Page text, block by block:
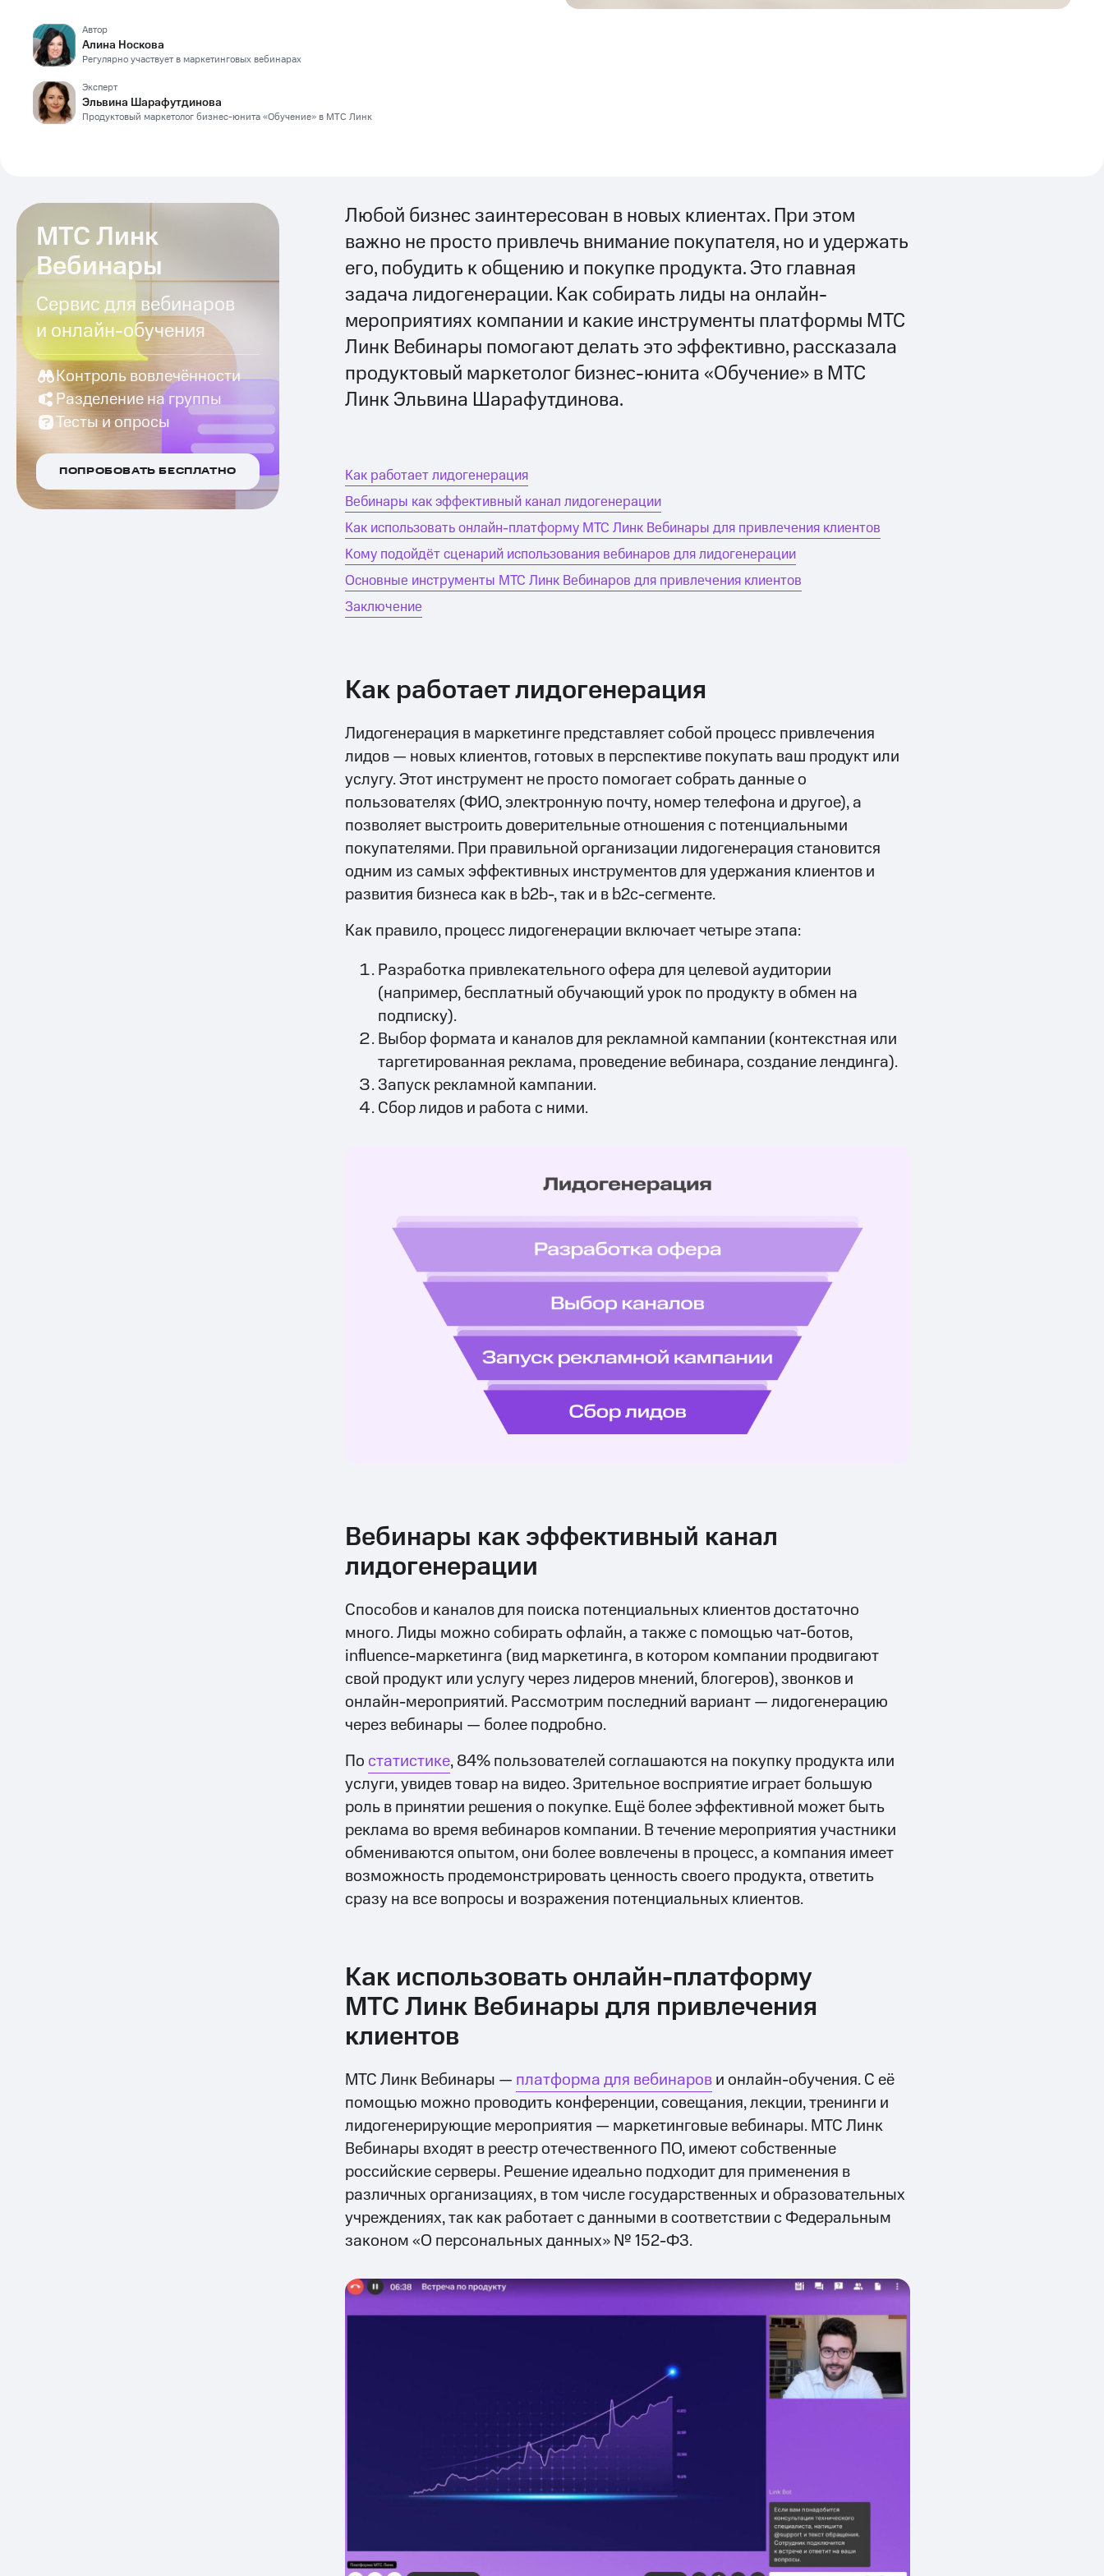
Автор
Алина Носкова
Регулярно участвует в маркетинговых вебинарах
Эксперт
Эльвина Шарафутдинова
Продуктовый маркетолог бизнес-юнита «Обучение» в МТС Линк
МТС Линк
Вебинары
Сервис для вебинаров
и онлайн-обучения
Контроль вовлечённости
Разделение на группы
Тесты и опросы
ПОПРОБОВАТЬ БЕСПЛАТНО
Любой бизнес заинтересован в новых клиентах. При этом
важно не просто привлечь внимание покупателя, но и удержать
его, побудить к общению и покупке продукта. Это главная
задача лидогенерации. Как собирать лиды на онлайн-
мероприятиях компании и какие инструменты платформы МТС
Линк Вебинары помогают делать это эффективно, рассказала
продуктовый маркетолог бизнес-юнита «Обучение» в МТС
Линк Эльвина Шарафутдинова.
Как работает лидогенерация
Вебинары как эффективный канал лидогенерации
Как использовать онлайн-платформу МТС Линк Вебинары для привлечения клиентов
Кому подойдёт сценарий использования вебинаров для лидогенерации
Основные инструменты МТС Линк Вебинаров для привлечения клиентов
Заключение
Как работает лидогенерация
Лидогенерация в маркетинге представляет собой процесс привлечения
лидов — новых клиентов, готовых в перспективе покупать ваш продукт или
услугу. Этот инструмент не просто помогает собрать данные о
пользователях (ФИО, электронную почту, номер телефона и другое), а
позволяет выстроить доверительные отношения с потенциальными
покупателями. При правильной организации лидогенерация становится
одним из самых эффективных инструментов для удержания клиентов и
развития бизнеса как в b2b-, так и в b2c-сегменте.
Как правило, процесс лидогенерации включает четыре этапа:
Разработка привлекательного офера для целевой аудитории
(например, бесплатный обучающий урок по продукту в обмен на
подписку).
Выбор формата и каналов для рекламной кампании (контекстная или
таргетированная реклама, проведение вебинара, создание лендинга).
Запуск рекламной кампании.
Сбор лидов и работа с ними.
Вебинары как эффективный канал
лидогенерации
Способов и каналов для поиска потенциальных клиентов достаточно
много. Лиды можно собирать офлайн, а также с помощью чат-ботов,
influence-маркетинга (вид маркетинга, в котором компании продвигают
свой продукт или услугу через лидеров мнений, блогеров), звонков и
онлайн-мероприятий. Рассмотрим последний вариант — лидогенерацию
через вебинары — более подробно.
По статистике, 84% пользователей соглашаются на покупку продукта или
услуги, увидев товар на видео. Зрительное восприятие играет большую
роль в принятии решения о покупке. Ещё более эффективной может быть
реклама во время вебинаров компании. В течение мероприятия участники
обмениваются опытом, они более вовлечены в процесс, а компания имеет
возможность продемонстрировать ценность своего продукта, ответить
сразу на все вопросы и возражения потенциальных клиентов.
Как использовать онлайн-платформу
МТС Линк Вебинары для привлечения
клиентов
МТС Линк Вебинары — платформа для вебинарови онлайн-обучения. С её
помощью можно проводить конференции, совещания, лекции, тренинги и
лидогенерирующие мероприятия — маркетинговые вебинары. МТС Линк
Вебинары входят в реестр отечественного ПО, имеют собственные
российские серверы. Решение идеально подходит для применения в
различных организациях, в том числе государственных и образовательных
учреждениях, так как работает с данными в соответствии с Федеральным
законом «О персональных данных» № 152-ФЗ.